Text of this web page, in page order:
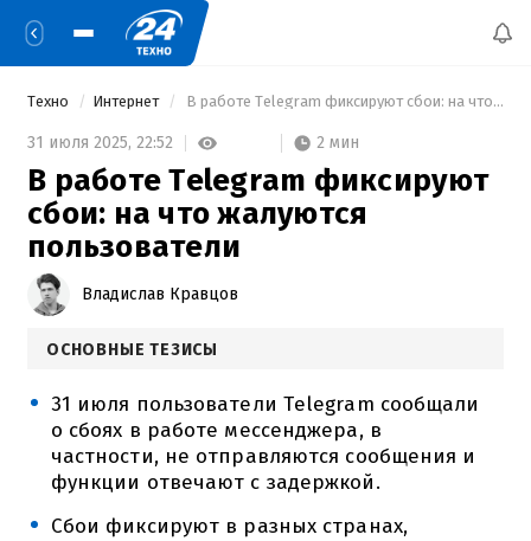
Техно Интернет В работе Telegram фиксируют сбои: на что жалуются пользователи
31 июля 2025, 22:52 2 мин
В работе Telegram фиксируют
сбои: на что жалуются
пользователи
Владислав Кравцов
ОСНОВНЫЕ ТЕЗИСЫ
31 июля пользователи Telegram сообщали
о сбоях в работе мессенджера, в
частности, не отправляются сообщения и
функции отвечают с задержкой.
Сбои фиксируют в разных странах,